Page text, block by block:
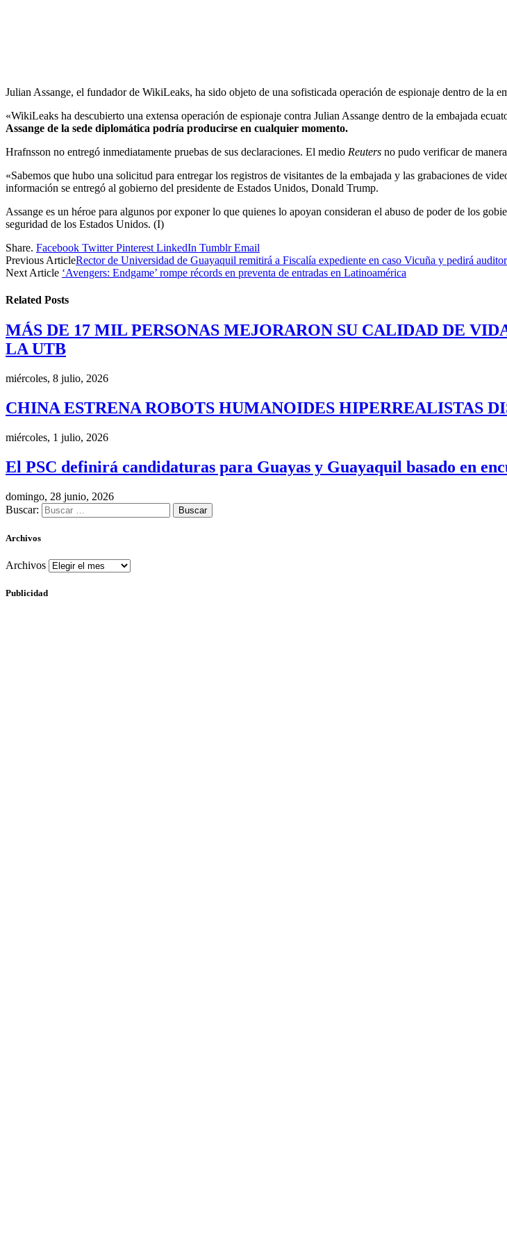
Julian Assange, el fundador de WikiLeaks, ha sido objeto de una sofisticada operación de espionaje dentro de la
«WikiLeaks ha descubierto una extensa operación de espionaje contra Julian Assange dentro de la embajada
Assange de la sede diplomática podría producirse en cualquier momento.
Hrafnsson no entregó inmediatamente pruebas de sus declaraciones. El medio Reuters no pudo verificar de
«Sabemos que hubo una solicitud para entregar los registros de visitantes de la embajada y las grabaciones de
información se entregó al gobierno del presidente de Estados Unidos, Donald Trump.
Assange es un héroe para algunos por exponer lo que quienes lo apoyan consideran el abuso de poder de los
seguridad de los Estados Unidos. (I)
Share. Facebook Twitter Pinterest LinkedIn Tumblr Email
Previous ArticleRector de Universidad de Guayaquil remitirá a Fiscalía expediente en caso Vicuña y pedirá
Next Article ‘Avengers: Endgame’ rompe récords en preventa de entradas en Latinoamérica
Related Posts
MÁS DE 17 MIL PERSONAS MEJORARON SU CALIDAD DE
LA UTB
miércoles, 8 julio, 2026
CHINA ESTRENA ROBOTS HUMANOIDES HIPERREALISTAS
miércoles, 1 julio, 2026
El PSC definirá candidaturas para Guayas y Guayaquil basado en
domingo, 28 junio, 2026
Buscar:
Archivos
Archivos
Publicidad